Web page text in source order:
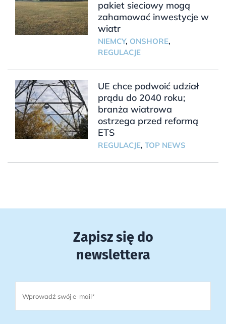
pakiet sieciowy mogą
zahamować inwestycje w
wiatr
NIEMCY, ONSHORE,
REGULACJE
UE chce podwoić udział
prądu do 2040 roku;
branża wiatrowa
ostrzega przed reformą
ETS
REGULACJE, TOP NEWS
Zapisz się do
newslettera